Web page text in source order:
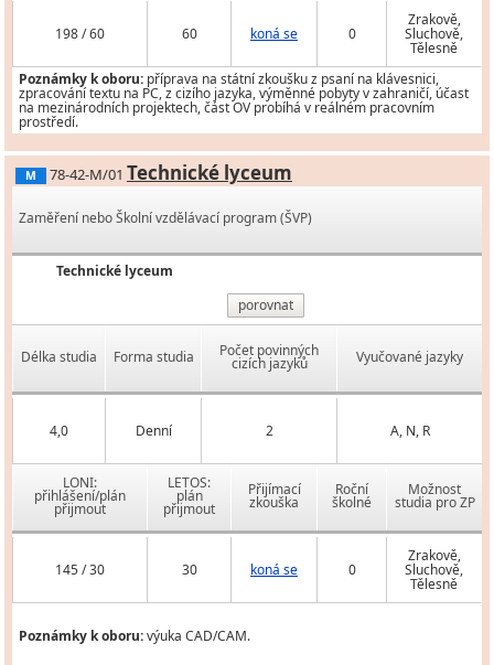
198 / 60 60 koná se 0
Zrakově,
Sluchově,
Tělesně
Poznámky k oboru: příprava na státní zkoušku z psaní na klávesnici,
zpracování textu na PC, z cizího jazyka, výměnné pobyty v zahraničí, účast
na mezinárodních projektech, část OV probíhá v reálném pracovním
prostředí.
M 78-42-M/01 Technické lyceum
Zaměření nebo Školní vzdělávací program (ŠVP)
Technické lyceum
porovnat
Délka studia Forma studia Počet povinných
cizích jazyků Vyučované jazyky
4,0 Denní 2 A, N, R
LONI:
přihlášení/plán
přijmout
LETOS:
plán
přijmout
Přijímací
zkouška
Roční
školné
Možnost
studia pro ZP
145 / 30 30 koná se 0
Zrakově,
Sluchově,
Tělesně
Poznámky k oboru:výuka CAD/CAM.